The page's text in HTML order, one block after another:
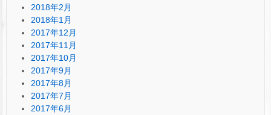
2018年2月
2018年1月
2017年12月
2017年11月
2017年10月
2017年9月
2017年8月
2017年7月
2017年6月